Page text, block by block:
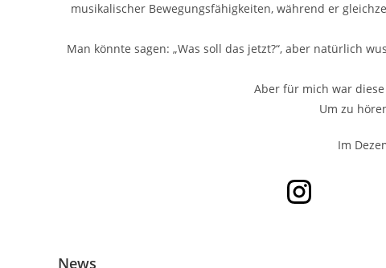
musikalischer Bewegungsfähigkeiten, während er
Man könnte sagen: „Was soll das jetzt?“, aber natürlich
Aber für mich war
Um zu
Im
News